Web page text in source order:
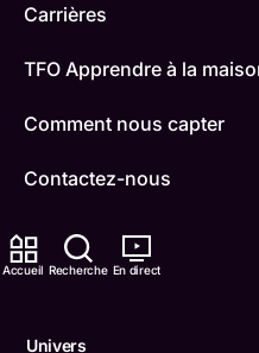
Accueil Recherche En direct
Univers
Carrières
TFO Apprendre à la
Comment nous capter
Contactez-nous
ONFR
Boukili